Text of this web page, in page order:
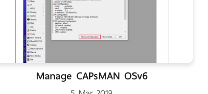
Manage CAPsMAN OSv6